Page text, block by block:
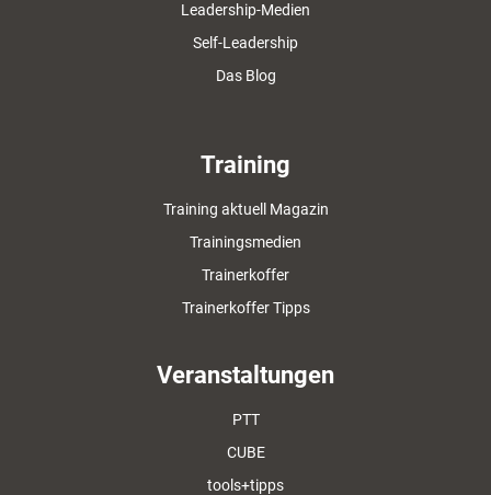
Leadership-Medien
Self-Leadership
Das Blog
Training
Training aktuell Magazin
Trainingsmedien
Trainerkoffer
Trainerkoffer Tipps
Veranstaltungen
PTT
CUBE
tools+tipps